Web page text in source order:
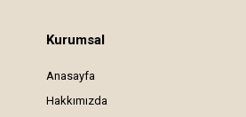
Kurumsal
Anasayfa
Hakkımızda